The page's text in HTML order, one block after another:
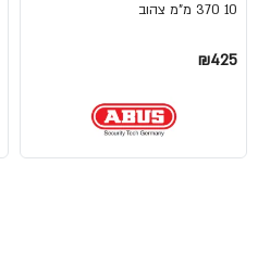
370 10 מ"מ צהוב
₪425